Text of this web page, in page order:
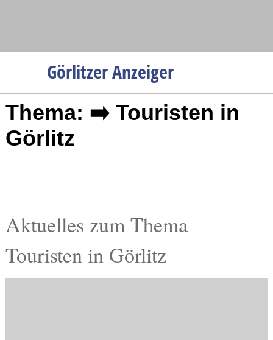
Görlitzer Anzeiger
Menüpunkte
Startseite
Gesellschaft
Gesundheit
Thema: ➡️ Touristen in
Görlitz
Aktuelles zum Thema
Touristen in Görlitz